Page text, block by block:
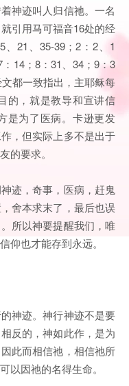
神迹叫人归信祂。一名
引用马可福音16处的经
21、35-39；2：2、1
14；8：31、34；9：3
都一致指出，主耶稣每
的，就是教导和宣讲信
是为了医病。卡逊更发
，但实际上多不是出于
的要求。
迹，奇事，医病，赶鬼
舍本求末了，最后也误
所以神要提醒我们，唯
仰也才能存到永远。
神迹。神行神迹不是要
反的，神如此作，是为
此而相信祂，相信祂所
以因祂的名得生命。